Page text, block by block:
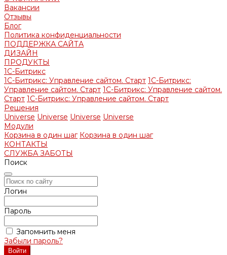
Вакансии
Отзывы
Блог
Политика конфиденциальности
ПОДДЕРЖКА САЙТА
ДИЗАЙН
ПРОДУКТЫ
1С-Битрикс
1С-Битрикс: Управление сайтом. Старт 1С-Битрикс:
Управление сайтом. Старт 1С-Битрикс: Управление сайтом.
Старт 1С-Битрикс: Управление сайтом. Старт
Решения
Universe Universe Universe Universe
Модули
Корзина в один шаг Корзина в один шаг
КОНТАКТЫ
СЛУЖБА ЗАБОТЫ
Поиск
Логин
Пароль
Запомнить меня
Забыли пароль?